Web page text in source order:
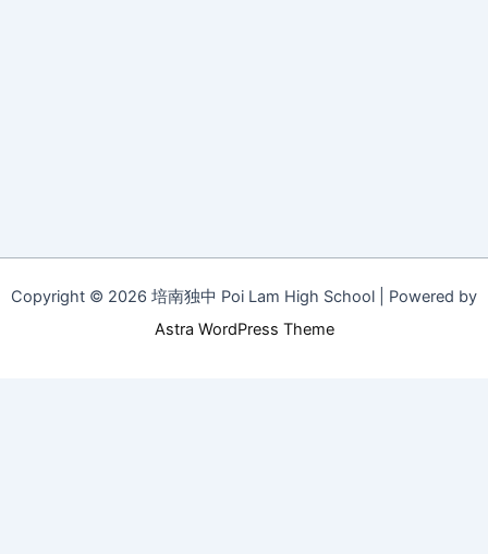
Copyright © 2026 培南独中 Poi Lam High School | Powered by
Astra WordPress Theme